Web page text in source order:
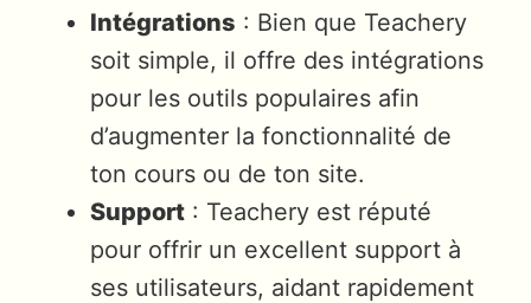
Intégrations : Bien que Teachery
soit simple, il offre des intégrations
pour les outils populaires afin
d’augmenter la fonctionnalité de
ton cours ou de ton site.
Support : Teachery est réputé
pour offrir un excellent support à
ses utilisateurs, aidant rapidement